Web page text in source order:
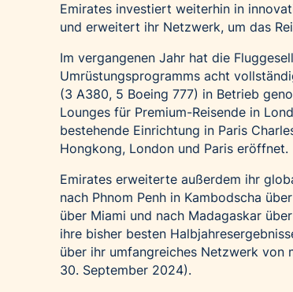
Emirates investiert weiterhin in
und erweitert ihr Netzwerk, um das
Im vergangenen Jahr hat die
Umrüstungsprogramms acht
(3 A380, 5 Boeing 777) in Betrieb
Lounges für Premium-Reisende in
bestehende Einrichtung in Paris
Hongkong, London und Paris eröffnet.
Emirates erweiterte außerdem ihr
nach Phnom Penh in Kambodscha
über Miami und nach Madagaskar
ihre bisher besten
über ihr umfangreiches Netzwerk von
30. September 2024).